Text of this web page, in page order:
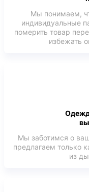
Мы понимаем,
индивидуальные
померить товар
избежать
Мы заботимся о
предлагаем только
из